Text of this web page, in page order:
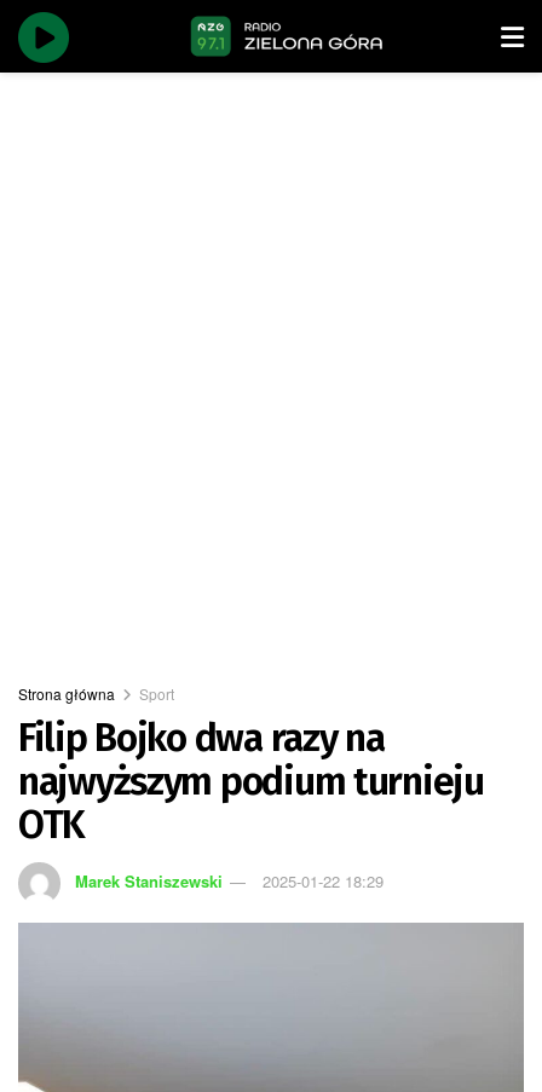
Strona główna Sport
Filip Bojko dwa razy na
najwyższym podium turnieju
OTK
Marek Staniszewski 2025-01-22 18:29